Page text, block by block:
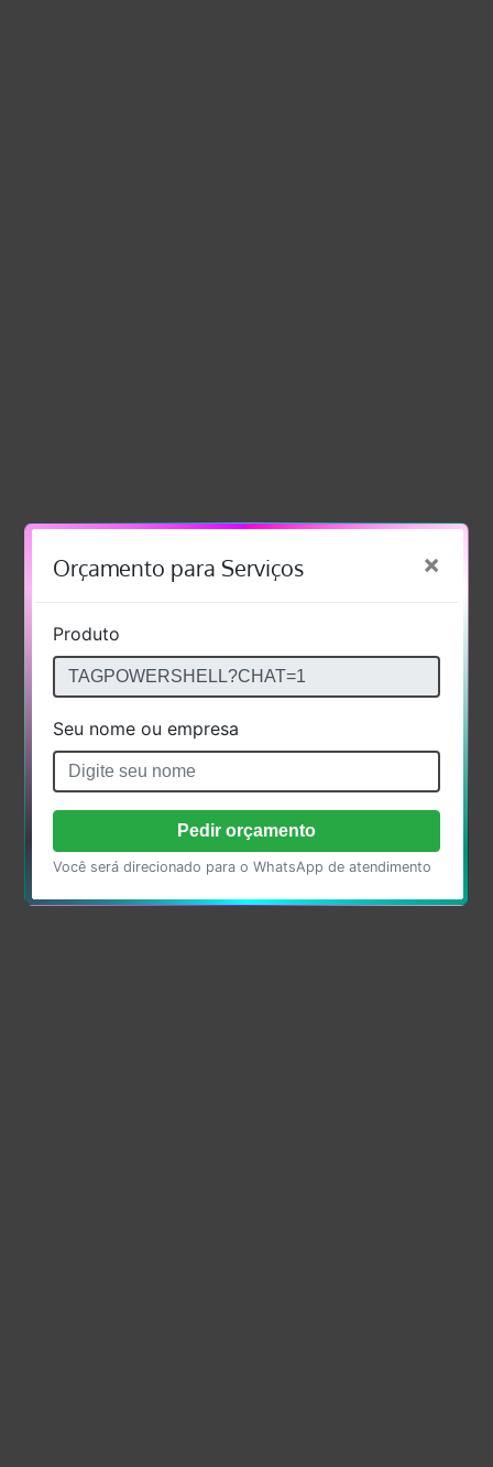
Orçamento para Serviços ×
Produto
Seu nome ou empresa
Pedir orçamento
Você será direcionado para o WhatsApp de atendimento